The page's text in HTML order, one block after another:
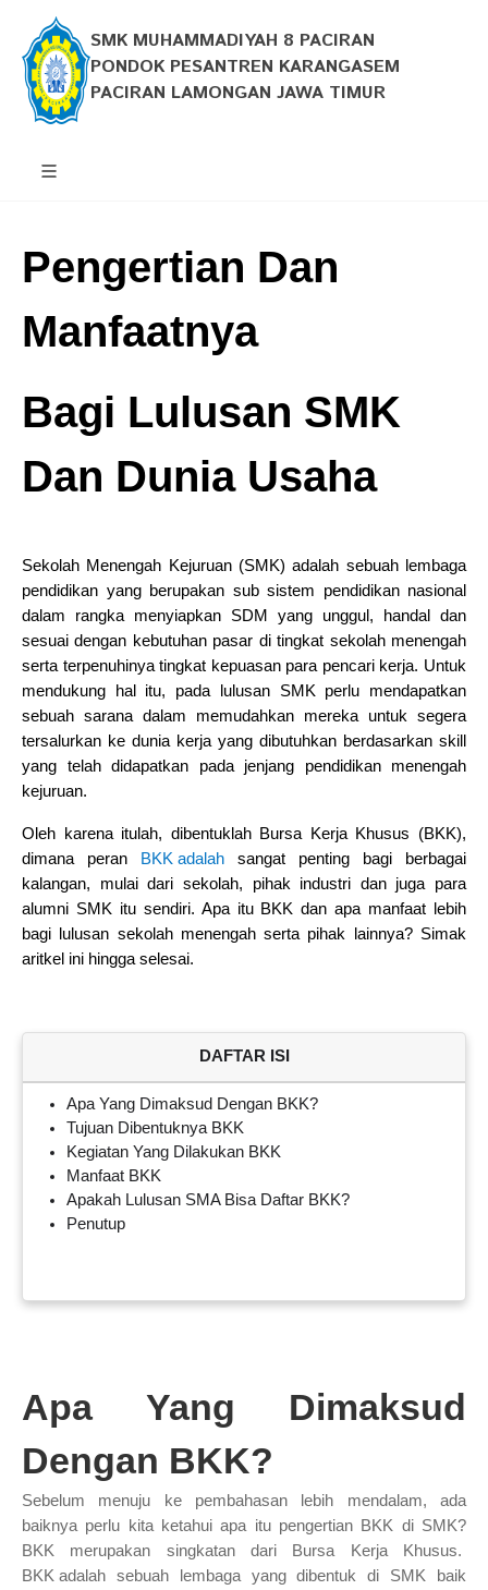
SMK MUHAMMADIYAH 8 PACIRAN
PONDOK PESANTREN KARANGASEM
PACIRAN LAMONGAN JAWA TIMUR
Pengertian Dan
Manfaatnya
Bagi Lulusan SMK
Dan Dunia Usaha
Sekolah Menengah Kejuruan (SMK) adalah sebuah lembaga
pendidikan yang berupakan sub sistem pendidikan nasional
dalam rangka menyiapkan SDM yang unggul, handal dan
sesuai dengan kebutuhan pasar di tingkat sekolah menengah
serta terpenuhinya tingkat kepuasan para pencari kerja. Untuk
mendukung hal itu, pada lulusan SMK perlu mendapatkan
sebuah sarana dalam memudahkan mereka untuk segera
tersalurkan ke dunia kerja yang dibutuhkan berdasarkan skill
yang telah didapatkan pada jenjang pendidikan menengah
kejuruan.
Oleh karena itulah, dibentuklah Bursa Kerja Khusus (BKK),
dimana peran BKK adalah sangat penting bagi berbagai
kalangan, mulai dari sekolah, pihak industri dan juga para
alumni SMK itu sendiri. Apa itu BKK dan apa manfaat lebih
bagi lulusan sekolah menengah serta pihak lainnya? Simak
aritkel ini hingga selesai.
DAFTAR ISI
Apa Yang Dimaksud Dengan BKK?
Tujuan Dibentuknya BKK
Kegiatan Yang Dilakukan BKK
Manfaat BKK
Apakah Lulusan SMA Bisa Daftar BKK?
Penutup
Apa Yang Dimaksud
Dengan BKK?
Sebelum menuju ke pembahasan lebih mendalam, ada
baiknya perlu kita ketahui apa itu pengertian BKK di SMK?
BKK merupakan singkatan dari Bursa Kerja Khusus.
BKK adalah sebuah lembaga yang dibentuk di SMK baik